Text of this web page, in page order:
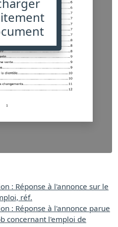
: Réponse à l'annonce sur le
réf.
: Réponse à l'annonce parue
concernant l'emploi de